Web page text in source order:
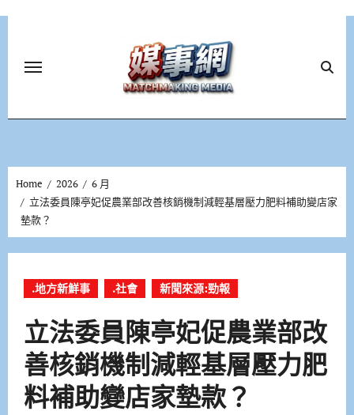
Home 2026
6 月
立法委員陳亭妃促農業部改善核銷機制減輕基層壓力肥料補助變店家
墊款？
.地方新鮮事 .社會 新聞來源:勁報
立法委員陳亭妃促農業部改
善核銷機制減輕基層壓力肥
料補助變店家墊款？